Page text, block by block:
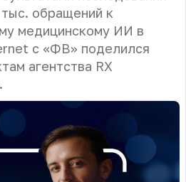
обращений к
медицинскому ИИ в
с «ФВ» поделился
агентства RX